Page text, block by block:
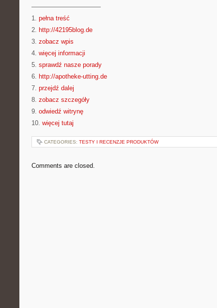
———————————
1. pełna treść
2. http://42195blog.de
3. zobacz wpis
4. więcej informacji
5. sprawdź nasze porady
6. http://apotheke-utting.de
7. przejdź dalej
8. zobacz szczegóły
9. odwiedź witrynę
10. więcej tutaj
CATEGORIES: TESTY I RECENZJE PRODUKTÓW
Comments are closed.